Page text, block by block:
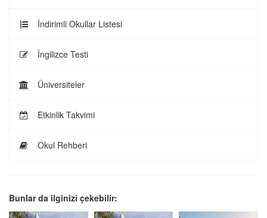
İndirimli Okullar Listesi
İngilizce Testi
Üniversiteler
Etkinlik Takvimi
Okul Rehberi
Bunlar da ilginizi çekebilir: